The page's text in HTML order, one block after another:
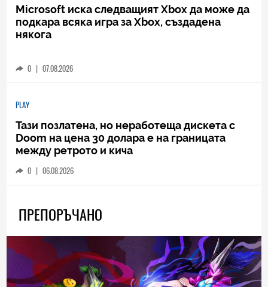
Microsoft иска следващият Xbox да може да
подкара всяка игра за Xbox, създадена
някога
0 | 07.08.2026
PLAY
Тази позлатена, но неработеща дискета с
Doom на цена 30 долара е на границата
между ретрото и кича
0 | 06.08.2026
ПРЕПОРЪЧАНО